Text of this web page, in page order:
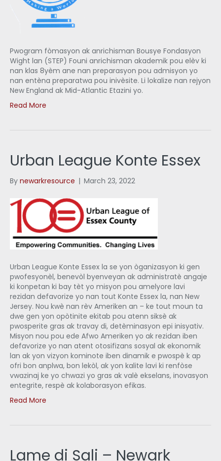
Pwogram fòmasyon ak anrichisman Bousye Fondasyon
Wight lan (STEP) Founi anrichisman akademik pou elèv ki
nan klas 8yèm ane nan preparasyon pou admisyon yo
nan entèna preparatwa pou inivèsite. Li lokalize nan rejyon
New England ak Mid-Atlantic Etazini yo.
Read More
Urban League Konte Essex
By newarkresource | March 23, 2022
Urban League Konte Essex la se yon òganizasyon ki gen
pwofesyonèl, benevòl byenveyan ak administratè angaje
ki konpetan ki bay tèt yo misyon pou amelyore lavi
rezidan defavorize yo nan tout Konte Essex la, nan New
Jersey. Nou kwè nan rèv Ameriken an – ke tout moun ta
dwe gen yon opòtinite ekitab pou atenn siksè ak
pwosperite gras ak travay di, detèminasyon epi inisyativ.
Misyon nou pou ede Afwo Ameriken yo ak rezidan iben
defavorize yo nan atent otosifizans sosyal ak ekonomik
lan ak yon vizyon kominote iben dinamik e pwospè k ap
ofri bon anplwa, bon lekòl, ak yon kalite lavi ki renfòse
vwazinaj ke yo chwazi yo gras ak valè ekselans, inovasyon
entegrite, respè ak kolaborasyon efikas.
Read More
Lame di Sali – Newark